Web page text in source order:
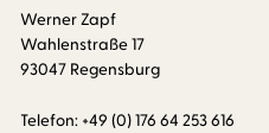
Werner Zapf
Wahlenstraße 17
93047 Regensburg
Telefon: +49 (0) 176 64 253 616